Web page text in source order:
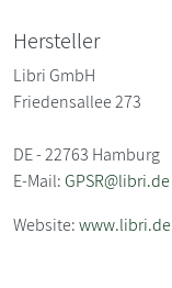
Hersteller
Libri GmbH
Friedensallee 273
DE - 22763 Hamburg
E-Mail:GPSR@libri.de
Website:www.libri.de